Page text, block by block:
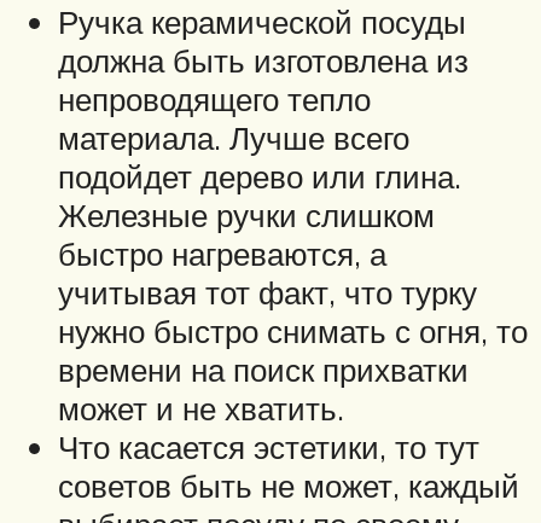
Ручка керамической посуды
должна быть изготовлена из
непроводящего тепло
материала. Лучше всего
подойдет дерево или глина.
Железные ручки слишком
быстро нагреваются, а
учитывая тот факт, что турку
нужно быстро снимать с огня, то
времени на поиск прихватки
может и не хватить.
Что касается эстетики, то тут
советов быть не может, каждый